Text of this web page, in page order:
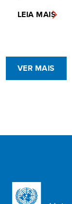
LEIA MAIS
VER MAIS